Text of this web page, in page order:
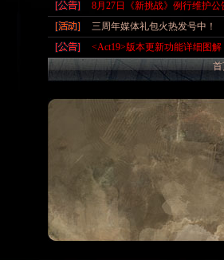
8月27日《新挑战》例行维护公
三周年媒体礼包火热发号中！
<Act19>版本更新功能详细图解
首